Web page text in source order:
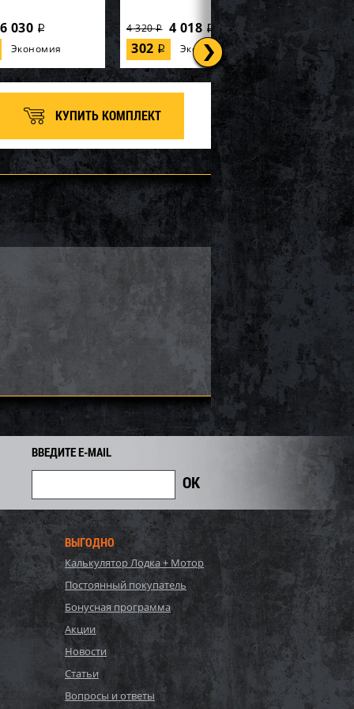
6 030 i
Экономия
4 320i 4 018 i
302 i Экономия
Cat/Yamaha SM-
Экономия
Бампер Yamaha SM-12530
i
для снегохода BRP
6 305i
Бампер SPI для снегохода BRP
SM-12683
4 440 i 4 129
311 Экономия
КУПИТЬ КОМПЛЕКТ
ВВЕДИТЕ E-MAIL
ВЫГОДНО
Калькулятор Лодка + Мотор
Постоянный покупатель
Бонусная программа
Акции
Новости
Статьи
Вопросы и ответы